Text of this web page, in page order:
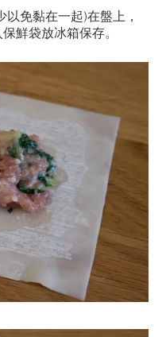
免黏在一起)在盤上，
鮮袋放冰箱保存。